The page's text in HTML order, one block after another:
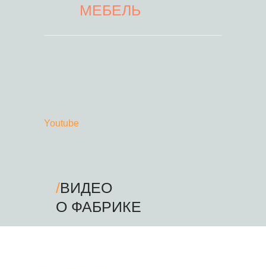
МЕБЕЛЬ
Youtube
/ВИДЕО
О ФАБРИКЕ